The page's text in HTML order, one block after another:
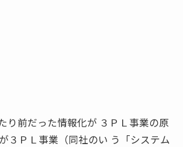
り前だった情報化が ３ＰＬ事業の原
３ＰＬ事業（同社のい う「システム